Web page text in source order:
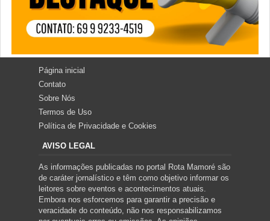
Página inicial
Contato
Sobre Nós
Termos de Uso
Política de Privacidade e Cookies
AVISO LEGAL
As informações publicadas no portal Rota Mamoré são
de caráter jornalístico e têm como objetivo informar os
leitores sobre eventos e acontecimentos atuais.
Embora nos esforcemos para garantir a precisão e
veracidade do conteúdo, não nos responsabilizamos